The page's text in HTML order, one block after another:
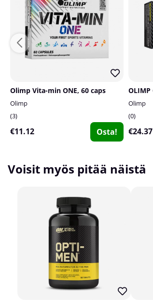
Olimp Vita-min ONE, 60 caps
Olimp
3
€11.12 Osta!
Olimp
0
€24.37
Voisit myös pitää näistä